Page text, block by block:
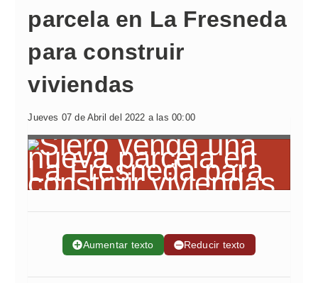
parcela en La Fresneda
para construir
viviendas
Jueves 07 de Abril del 2022 a las 00:00
➕Aumentar texto ➖Reducir texto